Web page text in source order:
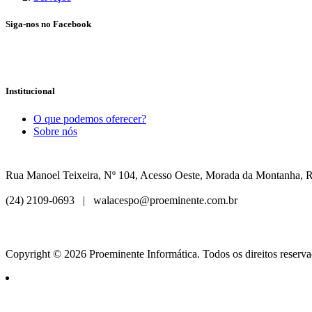
Siga-nos no Facebook
Institucional
O que podemos oferecer?
Sobre nós
Rua Manoel Teixeira, Nº 104, Acesso Oeste, Morada da
(24) 2109-0693 | walacespo@proeminente.com.br
Copyright © 2026 Proeminente Informática. Todos os direitos